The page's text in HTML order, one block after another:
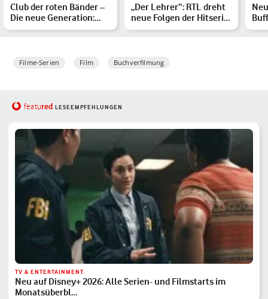
Club der roten Bänder –
Die neue Generation:
Das ist zur Neuaufla…
„Der Lehrer“: RTL dreht
neue Folgen der Hitserie
mit Hendrik Dury…
Filme-Serien Film Buchverfilmung
featured LESEEMPFEHLUNGEN
TV & ENTERTAINMENT
Neu auf Disney+ 2026: Alle Serien- und Filmstarts im
Monatsüberbl…